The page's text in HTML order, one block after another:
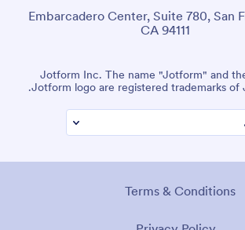
4 Embarcadero Center, Suite 780, San
CA 94111
© 2026 Jotform Inc. The name "Jotform" and
Jotform logo are registered trademarks of
Terms & Conditions